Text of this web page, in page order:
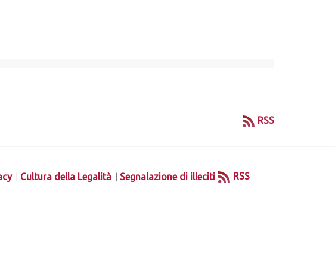
RSS
| Cultura della Legalità | Segnalazione di illeciti RSS